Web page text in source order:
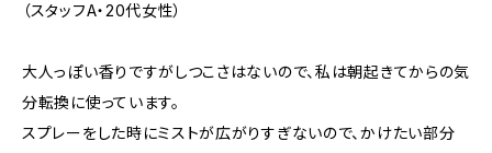
（スタッフA・20代女性）
大人っぽい香りですがしつこさはないので、私は朝起きてからの気
分転換に使っています。
スプレーをした時にミストが広がりすぎないので、かけたい部分